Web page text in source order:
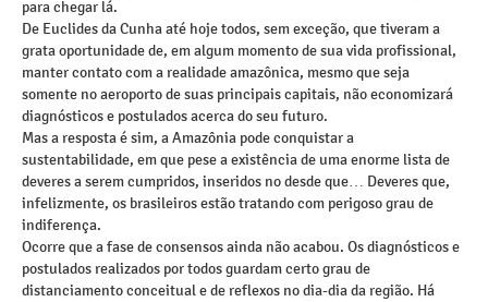
galeria
contato
para chegar lá.
De Euclides da Cunha até hoje todos, sem exceção, que tiveram a
grata oportunidade de, em algum momento de sua vida profissional,
manter contato com a realidade amazônica, mesmo que seja
somente no aeroporto de suas principais capitais, não economizará
diagnósticos e postulados acerca do seu futuro.
Mas a resposta é sim, a Amazônia pode conquistar a
sustentabilidade, em que pese a existência de uma enorme lista de
deveres a serem cumpridos, inseridos no desde que… Deveres que,
infelizmente, os brasileiros estão tratando com perigoso grau de
indiferença.
Ocorre que a fase de consensos ainda não acabou. Os diagnósticos e
postulados realizados por todos guardam certo grau de
distanciamento conceitual e de reflexos no dia-dia da região. Há